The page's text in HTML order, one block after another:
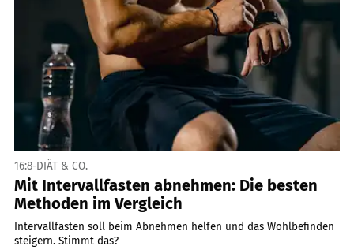
16:8-DIÄT & CO.
Mit Intervallfasten abnehmen: Die besten
Methoden im Vergleich
Intervallfasten soll beim Abnehmen helfen und das Wohlbefinden
steigern. Stimmt das?